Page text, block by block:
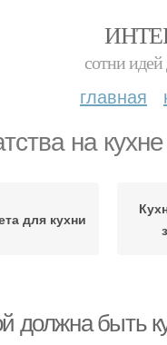
сотни
главная
на кухне
для кухни
должна быть